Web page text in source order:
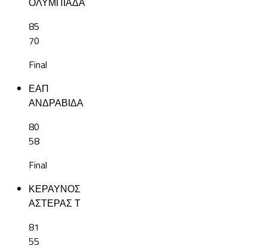
85
70
Final
ΕΑΠ
ΑΝΔΡΑΒΙΔΑ
80
58
Final
ΚΕΡΑΥΝΟΣ
ΑΣΤΕΡΑΣ Τ
81
55